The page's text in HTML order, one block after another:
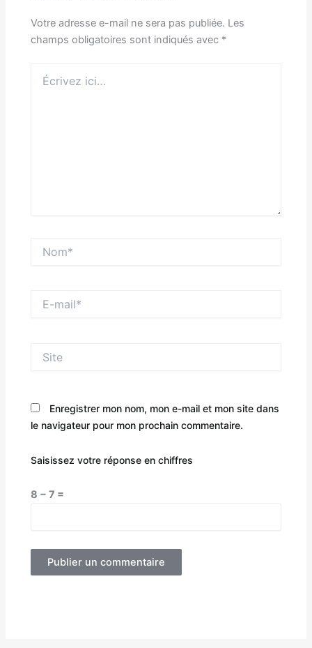
Votre adresse e-mail ne sera pas publiée. Les
champs obligatoires sont indiqués avec *
ici…
mail*
Enregistrer mon nom, mon e-mail et mon site dans
le navigateur pour mon prochain commentaire.
Saisissez votre réponse en chiffres
8 − 7 =